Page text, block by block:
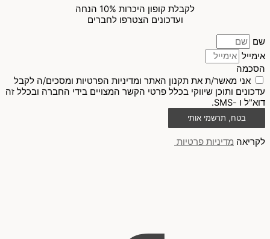
לקבלת קופון היכרות 10% הנחה
ועדכונים הצטרפו לחברים
שם
אימייל
הסכמה
אני מאשר/ת את תקנון האתר ומדיניות הפרטיות ומסכים/ה לקבל
עדכונים ותוכן שיווקי בכלל פרטי הקשר המצויים בידי החברה ובכלל זה
דוא"ל ו -SMS.
בטח, תרשמי אותי
לקריאה מדיניות פרטיות